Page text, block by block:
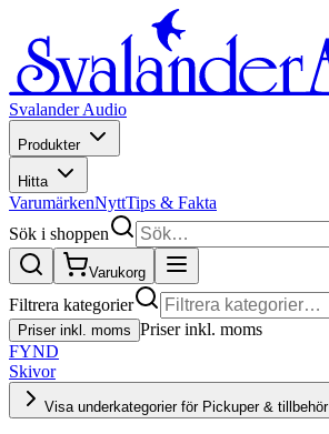
Svalander Audio
Produkter
Hitta
VarumärkenNyttTips & Fakta
Sök i shoppen
Varukorg
Filtrera kategorier
Priser inkl. moms Priser inkl. moms
FYND
Skivor
Visa underkategorier för Pickuper & tillbehör